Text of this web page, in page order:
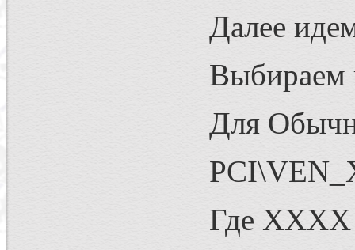
Далее
Выбираем
Для
Где XXXX